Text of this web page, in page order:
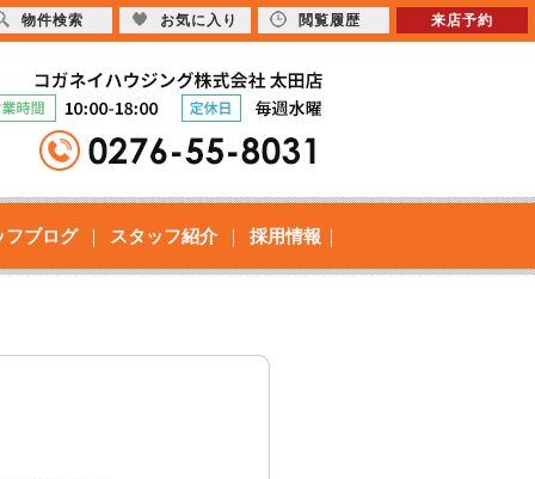
フブログ スタッフ紹介 採用情報
物件検索 お気に入り 閲覧履歴 来店予約